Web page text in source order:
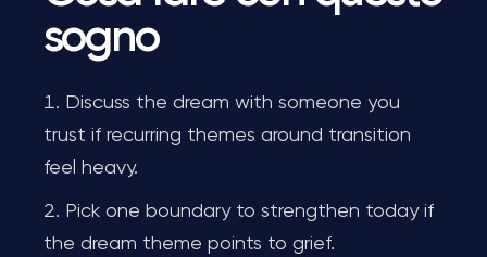
sogno
Discuss the dream with someone you
trust if recurring themes around transition
feel heavy.
Pick one boundary to strengthen today if
the dream theme points to grief.